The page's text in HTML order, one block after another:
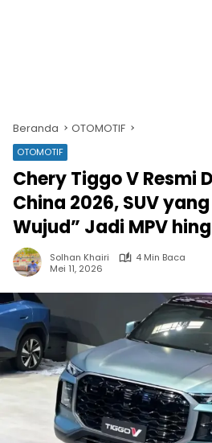
Beranda OTOMOTIF
OTOMOTIF
Chery Tiggo V Resmi
China 2026, SUV
Wujud” Jadi MPV
Solhan Khairi
4 Min Baca
Mei 11, 2026